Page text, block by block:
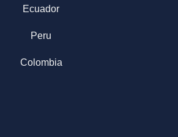
Ecuador
Peru
Colombia